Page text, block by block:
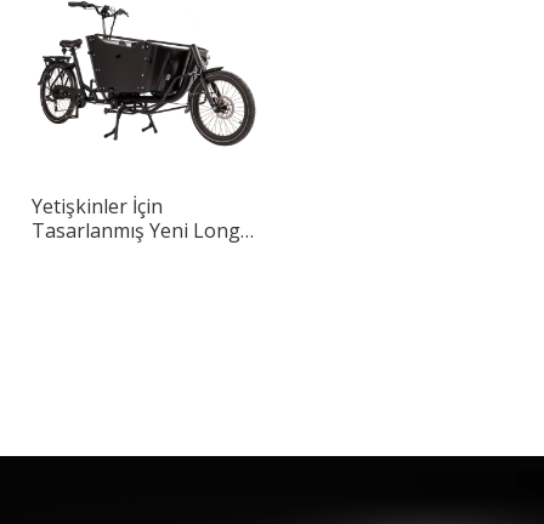
Yetişkinler İçin
Tasarlanmış Yeni Long